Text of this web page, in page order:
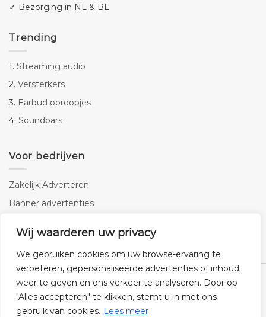
Wij waarderen uw privacy
We gebruiken cookies om uw browse-ervaring te
verbeteren, gepersonaliseerde advertenties of inhoud
weer te geven en ons verkeer te analyseren. Door op
"Alles accepteren" te klikken, stemt u in met ons
gebruik van cookies. Lees meer
✓ Bezorging in NL & BE
Trending
1. Streaming audio
2. Versterkers
3. Earbud oordopjes
4. Soundbars
Voor bedrijven
Zakelijk Adverteren
Banner advertenties
SEO copywriting